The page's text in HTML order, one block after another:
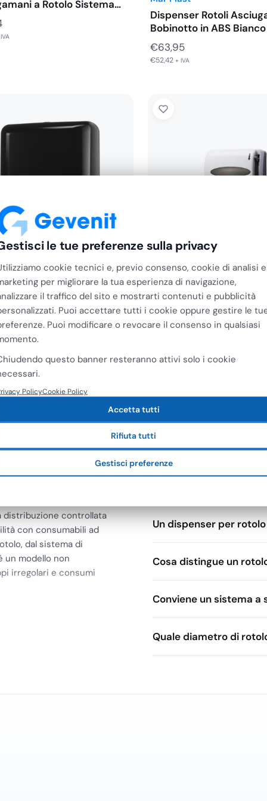
a Rotolo Sistema…
Dispenser Rotoli
Bobinotto in ABS
€63,95
€52,42 + IVA
551108 Dispenser
a Rotolo Sistema…
IVA
Medial
Dispenser a Leva di Carta
Asciugamani a Rotolo…
€63,58
Mani a Rotolo
e nei punti
deve ricaricare meno
mense, cucine
distribuzione controllata
con consumabili ad
dal sistema di
un modello non
irregolari e consumi
al rotolo lasciato
Domande
Che differenza c'è tra
Un dispenser per
Cosa distingue un
Conviene un sistema a
Quale diametro di
le tue preferenze sulla privacy
cookie tecnici e, previo consenso, cookie di analisi e
per migliorare la tua esperienza di navigazione,
il traffico del sito e mostrarti contenuti e pubblicità
Puoi accettare tutti i cookie oppure gestire le
Puoi modificare o revocare il consenso in qualsiasi
questo banner resteranno attivi solo i cookie
PolicyCookie Policy
Accetta tutti
Rifiuta tutti
Gestisci preferenze